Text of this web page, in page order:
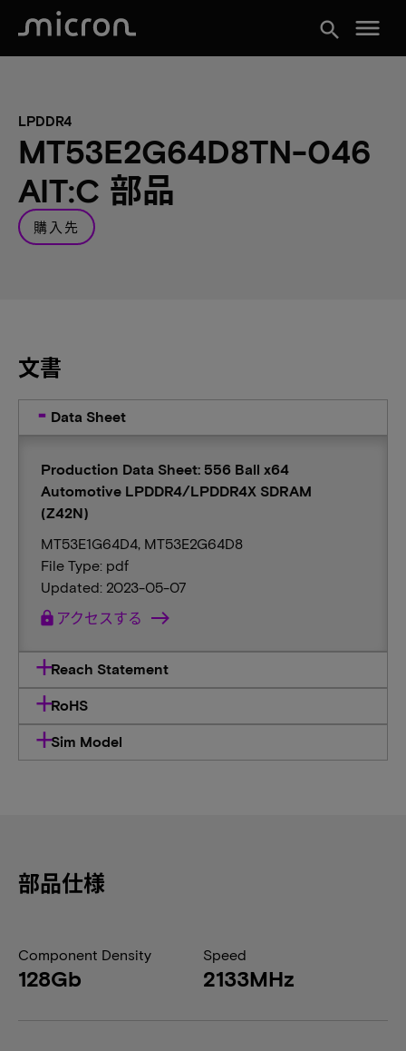
search menu
LPDDR4
MT53E2G64D8TN-046
AIT:C 部品
購入先
文書
Data Sheet
Production Data Sheet: 556 Ball x64
Automotive LPDDR4/LPDDR4X SDRAM
(Z42N)
MT53E1G64D4, MT53E2G64D8
File Type: pdf
Updated: 2023-05-07
lock アクセスする
Reach Statement
RoHS
Sim Model
部品仕様
Component Density
128Gb
Speed
2133MHz